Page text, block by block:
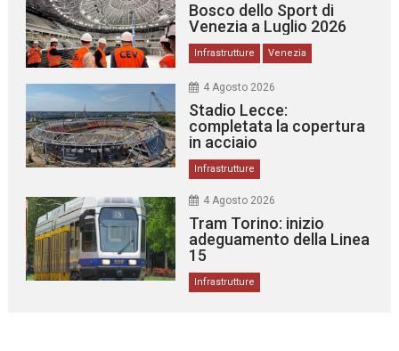
Bosco dello Sport di
Venezia a Luglio 2026
Infrastrutture Venezia
4 Agosto 2026
Stadio Lecce:
completata la copertura
in acciaio
Infrastrutture
4 Agosto 2026
Tram Torino: inizio
adeguamento della Linea
15
Infrastrutture